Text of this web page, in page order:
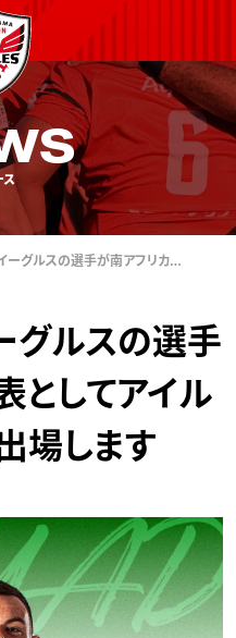
ス
ーグルスの選手が南アフリカ…
グルスの選手
としてアイル
場します